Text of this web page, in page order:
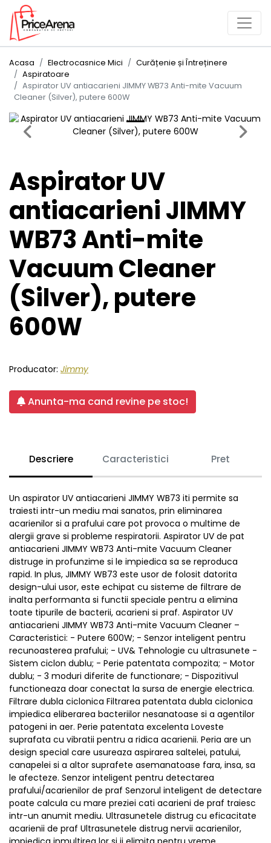
Acasa Electrocasnice Mici
Curățenie și Întreținere
Aspiratoare
Aspirator UV antiacarieni JIMMY WB73 Anti-mite Vacuum
Cleaner (Silver), putere 600W
Previous Next
Aspirator UV
antiacarieni JIMMY
WB73 Anti-mite
Vacuum Cleaner
(Silver), putere
600W
Producator: Jimmy
Anunta-ma cand revine pe stoc!
Descriere Caracteristici Pret
Un aspirator UV antiacarieni JIMMY WB73 iti permite sa
traiesti intr-un mediu mai sanatos, prin eliminarea
acarienilor si a prafului care pot provoca o multime de
alergii grave si probleme respiratorii. Aspirator UV de pat
antiacarieni JIMMY WB73 Anti-mite Vacuum Cleaner
distruge in profunzime si le impiedica sa se reproduca
rapid. In plus, JIMMY WB73 este usor de folosit datorita
design-ului usor, este echipat cu sisteme de filtrare de
inalta performanta si functii speciale pentru a elimina
toate tipurile de bacterii, acarieni si praf. Aspirator UV
antiacarieni JIMMY WB73 Anti-mite Vacuum Cleaner –
Caracteristici: - Putere 600W; - Senzor inteligent pentru
recunoasterea prafului; - UV& Tehnologie cu ultrasunete -
Sistem ciclon dublu; - Perie patentata compozita; - Motor
dublu; - 3 moduri diferite de functionare; - Dispozitivul
functioneaza doar conectat la sursa de energie electrica.
Filtrare dubla ciclonica Filtrarea patentata dubla ciclonica
impiedica eliberarea bacteriilor nesanatoase si a agentilor
patogeni in aer. Perie patentata excelenta Loveste
suprafata cu vibratii pentru a ridica acarienii. Peria are un
design special care usureaza aspirarea saltelei, patului,
canapelei si a altor suprafete asemanatoase fara, insa, sa
le afecteze. Senzor inteligent pentru detectarea
prafului/acarienilor de praf Senzorul inteligent de detectare
poate calcula cu mare preziei cati acarieni de praf traiesc
intr-un anumit mediu. Ultrasunetele distrug cu eficacitate
acarienii de praf Ultrasunetele distrug nervii acarienilor,